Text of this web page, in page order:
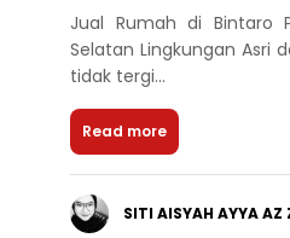
Jual Rumah di Bintaro
Selatan Lingkungan Asri
tidak tergi...
Read more
SITI AISYAH AYYA AZ